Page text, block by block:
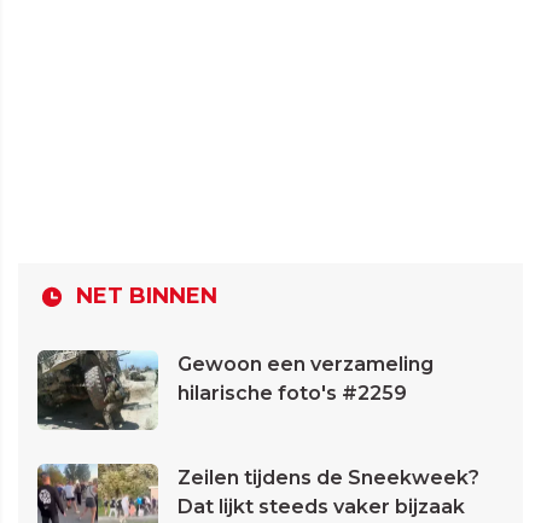
NET BINNEN
Gewoon een verzameling
hilarische foto's #2259
Zeilen tijdens de Sneekweek?
Dat lijkt steeds vaker bijzaak